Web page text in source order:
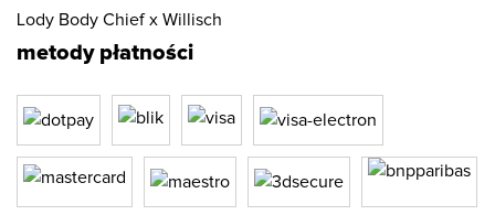
Lody Body Chief x Willisch
metody płatności